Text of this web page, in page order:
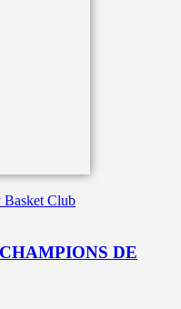
Basket Club
DE